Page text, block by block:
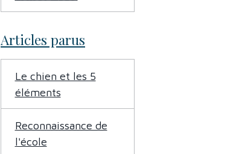
Articles parus
Le chien et les 5
éléments
Reconnaissance de
l'école